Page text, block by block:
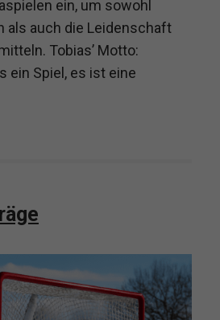
ein, um sowohl
als auch die Leidenschaft
Tobias’ Motto:
ein Spiel, es ist eine